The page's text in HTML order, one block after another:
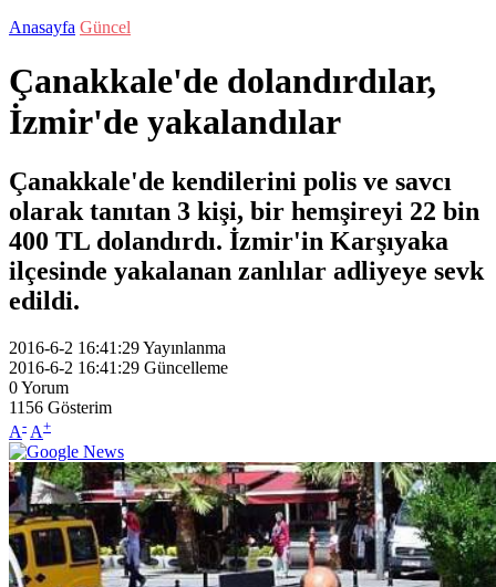
Anasayfa Güncel
Çanakkale'de dolandırdılar,
İzmir'de yakalandılar
Çanakkale'de kendilerini polis ve savcı
olarak tanıtan 3 kişi, bir hemşireyi 22 bin
400 TL dolandırdı. İzmir'in Karşıyaka
ilçesinde yakalanan zanlılar adliyeye sevk
edildi.
2016-6-2 16:41:29Yayınlanma
2016-6-2 16:41:29 Güncelleme
0Yorum
1156 Gösterim
A- A+